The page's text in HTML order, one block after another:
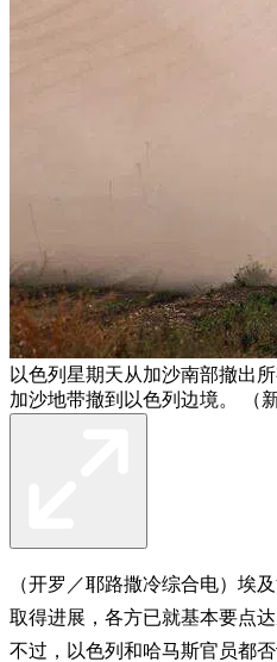
以色列星期天从加沙南部撤出
加沙地带撤到以色列边境。 （新
（开罗／耶路撒冷综合电）埃
取得进展，各方已就基本要点
不过，以色列和哈马斯官员都否